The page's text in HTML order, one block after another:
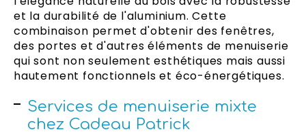
et la durabilité de l'aluminium. Cette
combinaison permet d'obtenir des fenêtres,
des portes et d'autres éléments de menuiserie
qui sont non seulement esthétiques mais aussi
hautement fonctionnels et éco-énergétiques.
Services de menuiserie mixte
chez Cadeau Patrick